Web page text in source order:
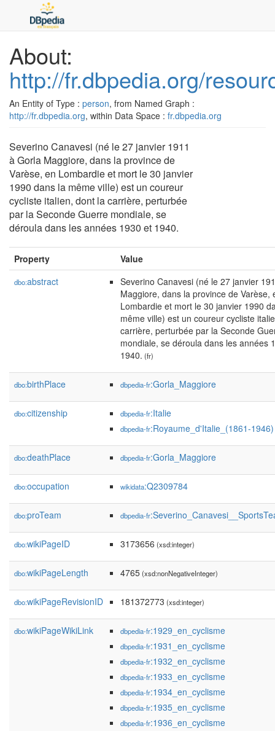
About:
http://fr.dbpedia.org/
An Entity of Type : person, from Named Graph :
http://fr.dbpedia.org, within Data Space : fr.dbpedia.org
Severino Canavesi (né le 27 janvier 1911
à Gorla Maggiore, dans la province de
Varèse, en Lombardie et mort le 30 janvier
1990 dans la même ville) est un coureur
cycliste italien, dont la carrière, perturbée
par la Seconde Guerre mondiale, se
déroula dans les années 1930 et 1940.
Property Value
dbo:abstract
Severino Canavesi (né le 27 janvier
Maggiore, dans la province de Varèse,
Lombardie et mort le 30 janvier 1990
même ville) est un coureur cycliste
carrière, perturbée par la Seconde
mondiale, se déroula dans les années
1940. (fr)
dbo:birthPlace dbpedia-fr:Gorla_Maggiore
dbo:citizenship dbpedia-fr:Italie
dbpedia-fr:Royaume_d'Italie_(1861-1946)
dbo:deathPlace dbpedia-fr:Gorla_Maggiore
dbo:occupation wikidata:Q2309784
dbo:proTeam dbpedia-fr
dbo:wikiPageID 3173656 (xsd:integer)
dbo:wikiPageLength 4765(xsd:nonNegativeInteger)
dbo:wikiPageRevisionID 181372773 (xsd:integer)
dbo:wikiPageWikiLink dbpedia-fr:1929_en_cyclisme
dbpedia-fr:1931_en_cyclisme
dbpedia-fr:1932_en_cyclisme
dbpedia-fr:1933_en_cyclisme
dbpedia-fr:1934_en_cyclisme
dbpedia-fr:1935_en_cyclisme
dbpedia-fr:1936_en_cyclisme